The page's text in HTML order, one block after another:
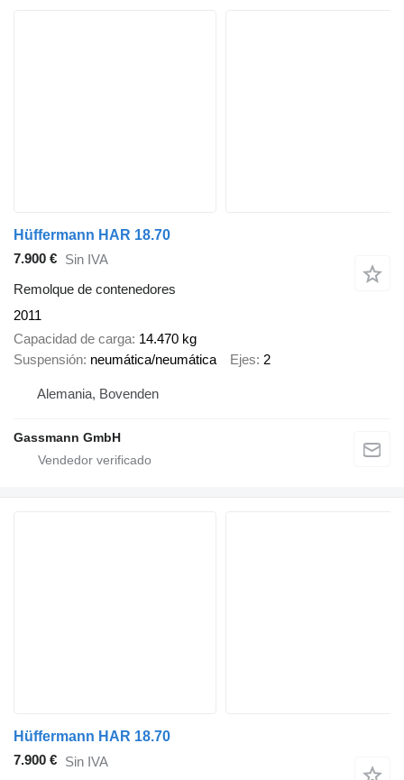
Hüffermann HAR 18.70
7.900 € Sin IVA
Remolque de contenedores
2011
Capacidad de carga 14.470 kg
Suspensión neumática/neumática Ejes 2
Alemania, Bovenden
Gassmann GmbH
Hüffermann HAR 18.70
7.900 € Sin IVA